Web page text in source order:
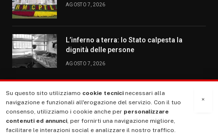
AGOSTO 7, 2026
L’inferno a terra: lo Stato calpesta la
dignità delle persone
AGOSTO 7, 2026
MENU
La Nostra Storia
×
Su questo sito utilizziamo cookie tecnici necessari alla
navigazione e funzionali all'erogazione del servizio. Con il tuo
consenso, utilizziamo i cookie anche per personalizzare
contenuti ed annunci, per fornirti una navigazione migliore,
facilitare le interazioni social e analizzare il nostro traffico.